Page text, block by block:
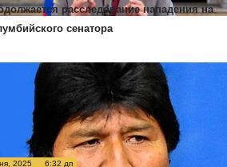
расследование нападения на
сенатора
2025 6:32 дп